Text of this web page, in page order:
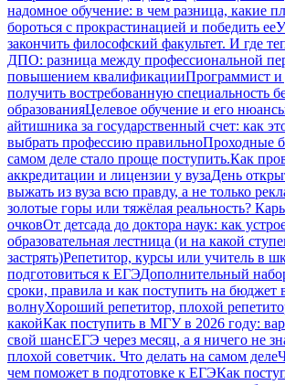
надомное обучение: в чем разница, какие
бороться с прокрастинацией и победить ее
закончить философский факультет. И где
ДПО: разница между профессиональной
повышением квалификацииПрограммист
получить востребованную специальность
образованияЦелевое обучение и его
айтишника за государственный счет: как
выбрать профессию правильноПроходные
самом деле стало проще поступить.Как
аккредитации и лицензии у вузаДень
выжать из вуза всю правду, а не только
золотые горы или тяжёлая реальность?
очковОт детсада до доктора наук: как
образовательная лестница (и на какой
застрять)Репетитор, курсы или учитель в
подготовиться к ЕГЭДополнительный
сроки, правила и как поступить на бюджет
волнуХороший репетитор, плохой
какойКак поступить в МГУ в 2026 году:
свой шансЕГЭ через месяц, а я ничего не
плохой советчик. Что делать на самом деле
чем поможет в подготовке к ЕГЭКак